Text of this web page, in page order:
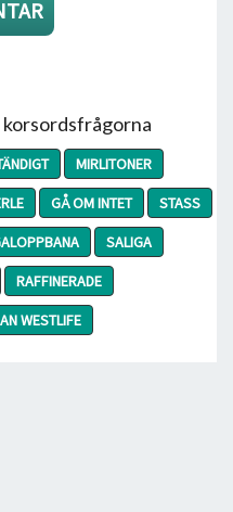
korsordsfrågorna
MIRLITONER
GÅ OM INTET
STASS
SALIGA
RAFFINERADE
WESTLIFE